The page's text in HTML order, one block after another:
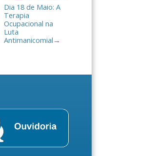
Dia 18 de Maio: A
Terapia
Ocupacional na
Luta
Antimanicomial →